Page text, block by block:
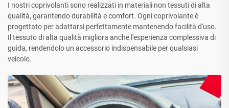
I nostri coprivolanti sono realizzati in materiali non tessuti di alta
qualità, garantendo durabilità e comfort. Ogni coprivolante è
progettato per adattarsi perfettamente mantenendo facilità d'uso.
Il tessuto di alta qualità migliora anche l'esperienza complessiva di
guida, rendendolo un accessorio indispensabile per qualsiasi
veicolo.